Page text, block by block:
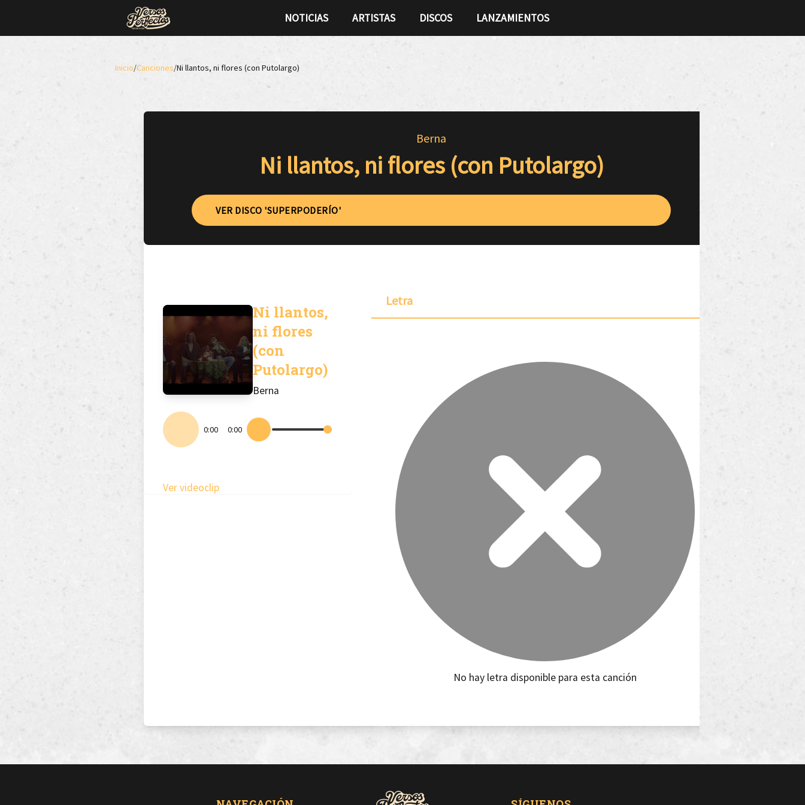
NOTICIAS ARTISTAS DISCOS LANZAMIENTOS
Inicio/Canciones/Ni llantos, ni flores (con Putolargo)
Berna
Ni llantos, ni flores (con Putolargo)
VER DISCO 'SUPERPODERÍO'
Ni llantos,
ni flores
(con
Putolargo)
Berna
0:00 0:00
Ver videoclip
Letra
No hay letra disponible para esta canción